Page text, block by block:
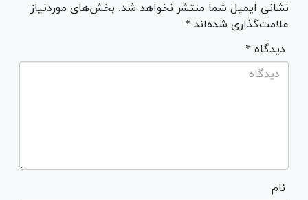
نشانی ایمیل شما منتشر نخواهد شد. بخش‌های موردنیاز
علامت‌گذاری شده‌اند *
* دیدگاه
نام